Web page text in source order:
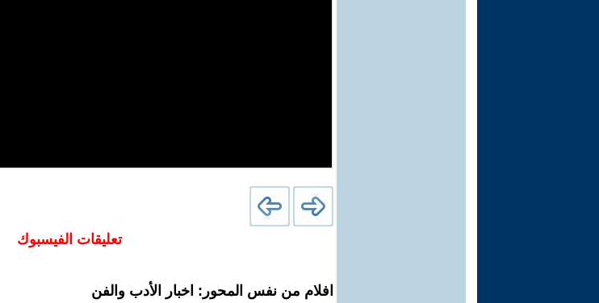
تعليقات الفيسبوك
افلام من نفس المحور: اخبار الأدب والفن